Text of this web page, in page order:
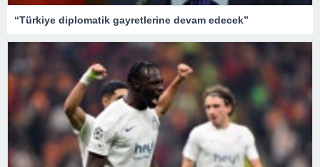
“Türkiye diplomatik gayretlerine devam edecek”